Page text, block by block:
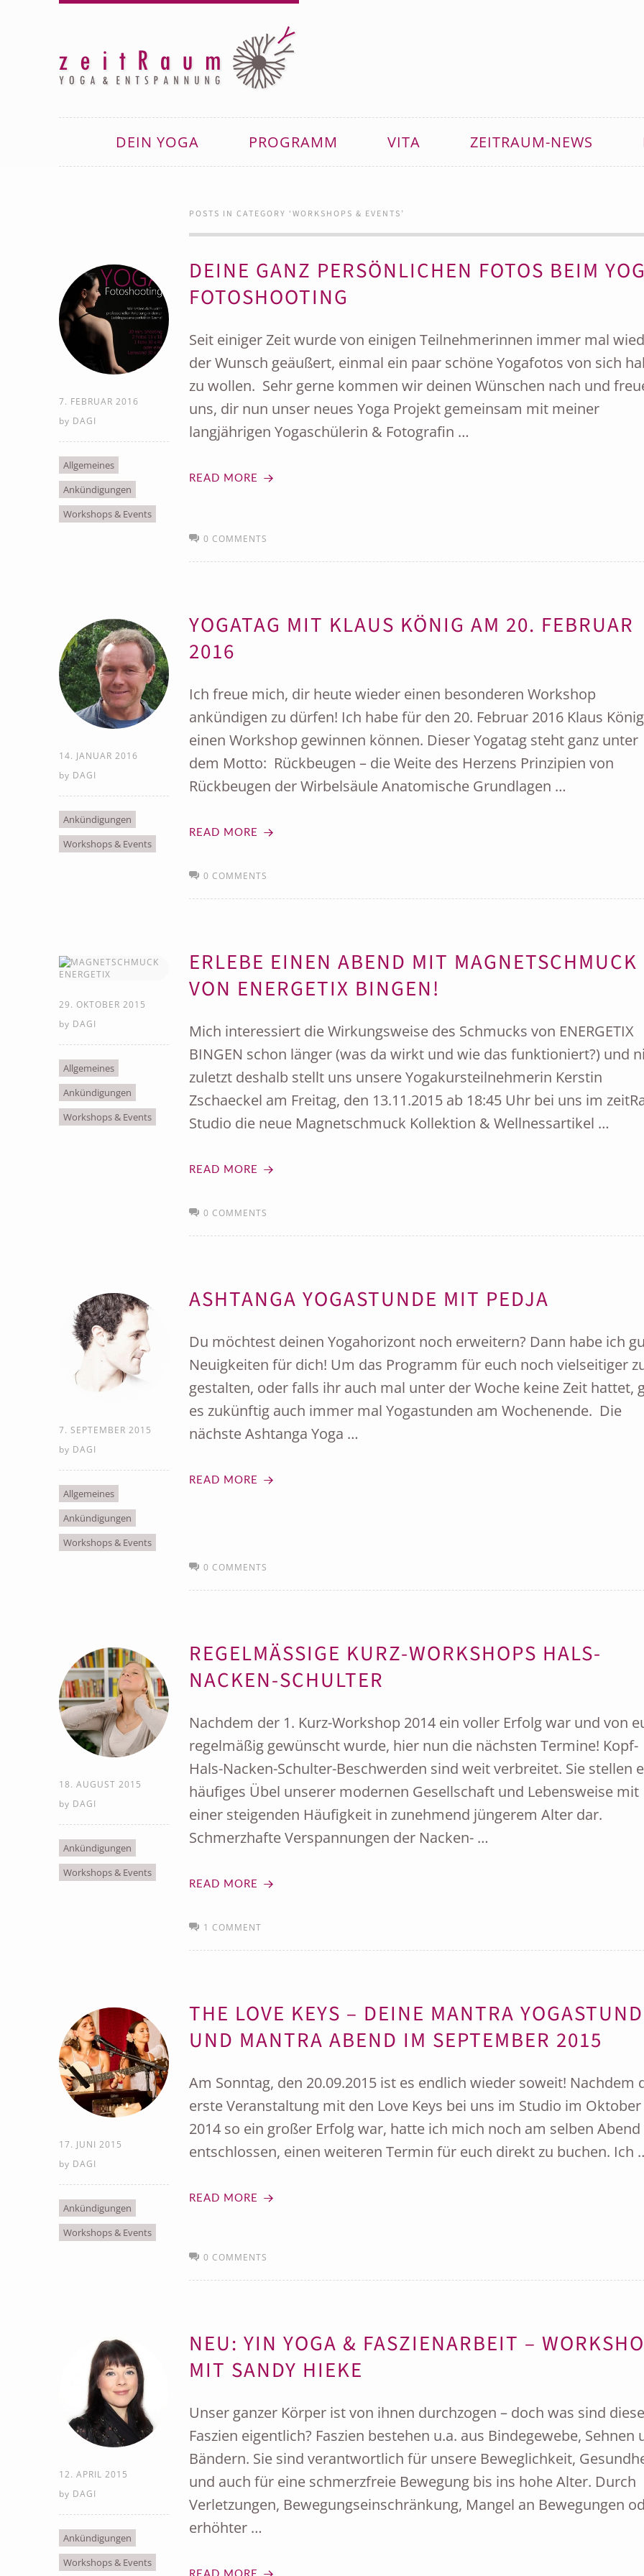
DEIN YOGA PROGRAMM VITA ZEITRAUM-NEWS
POSTS IN CATEGORY ‘WORKSHOPS & EVENTS’
7. FEBRUAR 2016
by DAGI
Allgemeines
Ankündigungen
Workshops & Events
DEINE GANZ PERSÖNLICHEN FOTOS BEIM
FOTOSHOOTING
Seit einiger Zeit wurde von einigen Teilnehmerinnen immer mal
der Wunsch geäußert, einmal ein paar schöne Yogafotos von sich
zu wollen. Sehr gerne kommen wir deinen Wünschen nach und
uns, dir nun unser neues Yoga Projekt gemeinsam mit meiner
langjährigen Yogaschülerin & Fotografin …
READ MORE
0 COMMENTS
14. JANUAR 2016
by DAGI
Ankündigungen
Workshops & Events
YOGATAG MIT KLAUS KÖNIG AM 20. FEBRUAR
2016
Ich freue mich, dir heute wieder einen besonderen Workshop
ankündigen zu dürfen! Ich habe für den 20. Februar 2016 Klaus
einen Workshop gewinnen können. Dieser Yogatag steht ganz unter
dem Motto: Rückbeugen – die Weite des Herzens Prinzipien von
Rückbeugen der Wirbelsäule Anatomische Grundlagen …
READ MORE
0 COMMENTS
29. OKTOBER 2015
by DAGI
Allgemeines
Ankündigungen
Workshops & Events
ERLEBE EINEN ABEND MIT MAGNETSCHMUCK
VON ENERGETIX BINGEN!
Mich interessiert die Wirkungsweise des Schmucks von ENERGETIX
BINGEN schon länger (was da wirkt und wie das funktioniert?) und
zuletzt deshalb stellt uns unsere Yogakursteilnehmerin Kerstin
Zschaeckel am Freitag, den 13.11.2015 ab 18:45 Uhr bei uns im
Studio die neue Magnetschmuck Kollektion & Wellnessartikel …
READ MORE
0 COMMENTS
7. SEPTEMBER 2015
by DAGI
Allgemeines
Ankündigungen
Workshops & Events
ASHTANGA YOGASTUNDE MIT PEDJA
Du möchtest deinen Yogahorizont noch erweitern? Dann habe ich
Neuigkeiten für dich! Um das Programm für euch noch vielseitiger
gestalten, oder falls ihr auch mal unter der Woche keine Zeit hattet,
es zukünftig auch immer mal Yogastunden am Wochenende. Die
nächste Ashtanga Yoga …
READ MORE
0 COMMENTS
18. AUGUST 2015
by DAGI
Ankündigungen
Workshops & Events
REGELMÄSSIGE KURZ-WORKSHOPS HALS-N
ACKEN-SCHULTER
Nachdem der 1. Kurz-Workshop 2014 ein voller Erfolg war und von
regelmäßig gewünscht wurde, hier nun die nächsten Termine! Kopf-
Hals-Nacken-Schulter-Beschwerden sind weit verbreitet. Sie stellen
häufiges Übel unserer modernen Gesellschaft und Lebensweise mit
einer steigenden Häufigkeit in zunehmend jüngerem Alter dar.
Schmerzhafte Verspannungen der Nacken- …
READ MORE
1 COMMENT
17. JUNI 2015
by DAGI
Ankündigungen
Workshops & Events
THE LOVE KEYS – DEINE MANTRA
UND MANTRA ABEND IM SEPTEMBER 2015
Am Sonntag, den 20.09.2015 ist es endlich wieder soweit! Nachdem
erste Veranstaltung mit den Love Keys bei uns im Studio im Oktober
2014 so ein großer Erfolg war, hatte ich mich noch am selben Abend
entschlossen, einen weiteren Termin für euch direkt zu buchen. Ich
READ MORE
0 COMMENTS
12. APRIL 2015
by DAGI
Ankündigungen
Workshops & Events
NEU: YIN YOGA & FASZIENARBEIT –
MIT SANDY HIEKE
Unser ganzer Körper ist von ihnen durchzogen – doch was sind diese
Faszien eigentlich? Faszien bestehen u.a. aus Bindegewebe, Sehnen
Bändern. Sie sind verantwortlich für unsere Beweglichkeit,
und auch für eine schmerzfreie Bewegung bis ins hohe Alter. Durch
Verletzungen, Bewegungseinschränkung, Mangel an Bewegungen
erhöhter …